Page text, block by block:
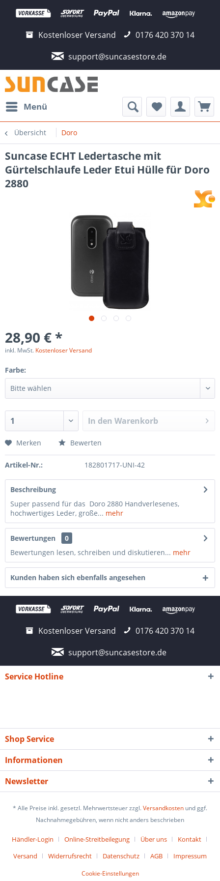
Kostenloser Versand
0176 420 370 14
support@suncasestore.de
Menü
Übersicht Doro
Suncase ECHT Ledertasche mit
Gürtelschlaufe Leder Etui Hülle für Doro
2880
28,90 € *
inkl. MwSt. Kostenloser Versand
Farbe:
In den Warenkorb
Merken Bewerten
Artikel-Nr.: 182801717-UNI-42
Beschreibung
Super passend für das Doro 2880 Handverlesenes,
hochwertiges Leder, große... mehr
Bewertungen
0
Bewertungen lesen, schreiben und diskutieren... mehr
Kunden haben sich ebenfalls angesehen
Kostenloser Versand
0176 420 370 14
support@suncasestore.de
Service Hotline
Shop Service
Informationen
Newsletter
* Alle Preise inkl. gesetzl. Mehrwertsteuer zzgl.Versandkosten und ggf.
Nachnahmegebühren, wenn nicht anders beschrieben
Händler-Login Online-Streitbeilegung Über uns
Kontakt
Versand
Widerrufsrecht Datenschutz AGB Impressum
Cookie-Einstellungen